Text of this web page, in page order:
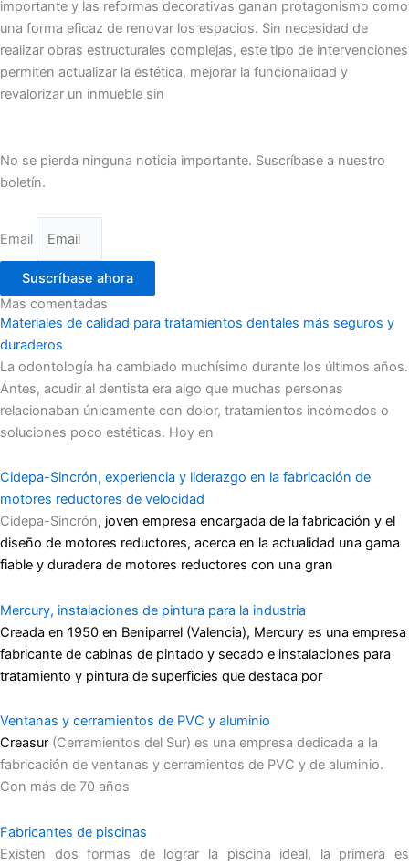
importante y las reformas decorativas ganan protagonismo como
una forma eficaz de renovar los espacios. Sin necesidad de
realizar obras estructurales complejas, este tipo de intervenciones
permiten actualizar la estética, mejorar la funcionalidad y
revalorizar un inmueble sin
No se pierda ninguna noticia importante. Suscríbase a nuestro
boletín.
Email
Suscríbase ahora
Mas comentadas
Materiales de calidad para tratamientos dentales más seguros y
duraderos
La odontología ha cambiado muchísimo durante los últimos años.
Antes, acudir al dentista era algo que muchas personas
relacionaban únicamente con dolor, tratamientos incómodos o
soluciones poco estéticas. Hoy en
Cidepa-Sincrón, experiencia y liderazgo en la fabricación de
motores reductores de velocidad
Cidepa-Sincrón, joven empresa encargada de la fabricación y el
diseño de motores reductores, acerca en la actualidad una gama
fiable y duradera de motores reductores con una gran
Mercury, instalaciones de pintura para la industria
Creada en 1950 en Beniparrel (Valencia), Mercury es una empresa
fabricante de cabinas de pintado y secado e instalaciones para
tratamiento y pintura de superficies que destaca por
Ventanas y cerramientos de PVC y aluminio
Creasur (Cerramientos del Sur) es una empresa dedicada a la
fabricación de ventanas y cerramientos de PVC y de aluminio.
Con más de 70 años
Fabricantes de piscinas
Existen dos formas de lograr la piscina ideal, la primera es